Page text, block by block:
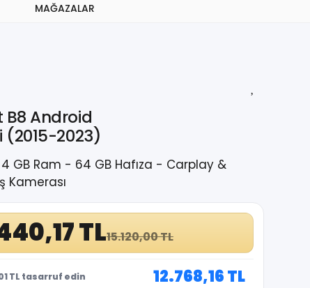
MAĞAZALAR
Android
2023)
GB Ram - 64 GB Hafıza - Carplay &
Kamerası
TL15.120,00 TL
TL tasarruf edin 12.768,16 TL